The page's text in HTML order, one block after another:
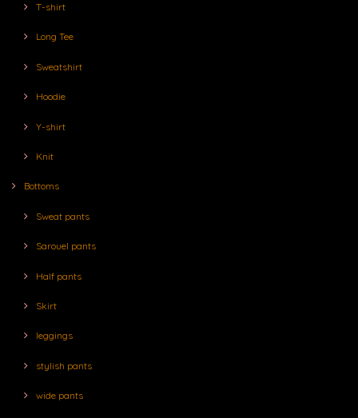
T-shirt
Long Tee
Sweatshirt
Hoodie
Y-shirt
Knit
Bottoms
Sweat pants
Sarouel pants
Half pants
Skirt
leggings
stylish pants
wide pants